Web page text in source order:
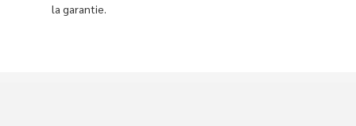
la garantie.